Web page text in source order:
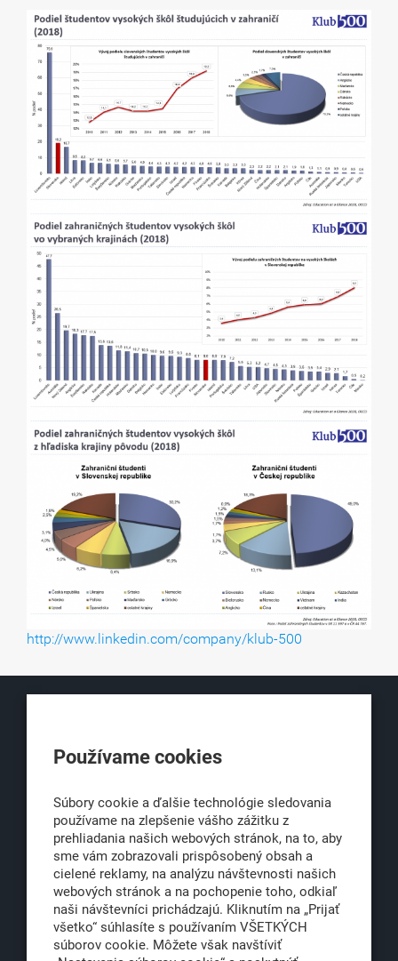
http://www.linkedin.com/company/klub-500
Obchodná 6
office@klub500.sk
+421 2 54 646 464
www.klub500.sk
Používame cookies
Súbory cookie a ďalšie technológie sledovania
používame na zlepšenie vášho zážitku z
prehliadania našich webových stránok, na to, aby
sme vám zobrazovali prispôsobený obsah a
cielené reklamy, na analýzu návštevnosti našich
webových stránok a na pochopenie toho, odkiaľ
naši návštevníci prichádzajú. Kliknutím na „Prijať
všetko“ súhlasíte s používaním VŠETKÝCH
súborov cookie. Môžete však navštíviť